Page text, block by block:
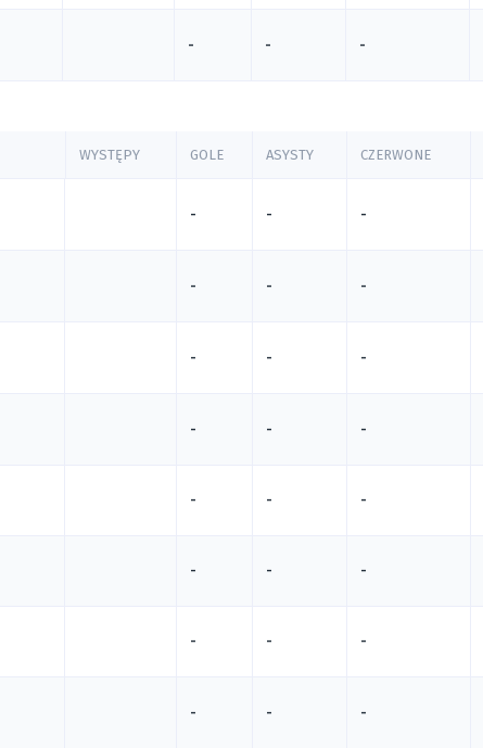
- - -
WYSTĘPY GOLE ASYSTY CZERWONE
- - -
- - -
- - -
- - -
- - -
- - -
- - -
- - -